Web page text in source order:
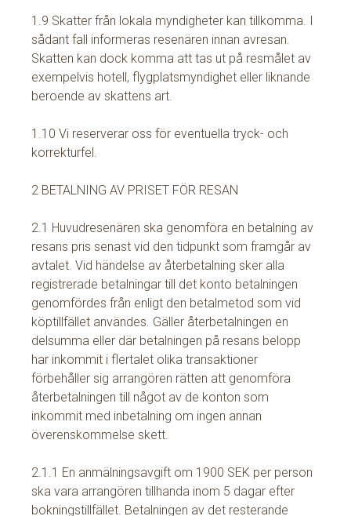
1.9 Skatter från lokala myndigheter kan tillkomma. I
sådant fall informeras resenären innan avresan.
Skatten kan dock komma att tas ut på resmålet av
exempelvis hotell, flygplatsmyndighet eller liknande
beroende av skattens art.
1.10 Vi reserverar oss för eventuella tryck- och
korrekturfel.
2 BETALNING AV PRISET FÖR RESAN
2.1 Huvudresenären ska genomföra en betalning av
resans pris senast vid den tidpunkt som framgår av
avtalet. Vid händelse av återbetalning sker alla
registrerade betalningar till det konto betalningen
genomfördes från enligt den betalmetod som vid
köptillfället användes. Gäller återbetalningen en
delsumma eller där betalningen på resans belopp
har inkommit i flertalet olika transaktioner
förbehåller sig arrangören rätten att genomföra
återbetalningen till något av de konton som
inkommit med inbetalning om ingen annan
överenskommelse skett.
2.1.1 En anmälningsavgift om 1900 SEK per person
ska vara arrangören tillhanda inom 5 dagar efter
bokningstillfället. Betalningen av det resterande